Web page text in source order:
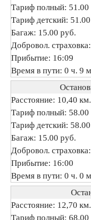
Тариф полный: 51.00
Тариф детский:
Багаж: 15.00 руб.
Добровол.
Прибытие: 16:09
Время в пути: 0 ч. 9
Расстояние: 10,40 км.
Тариф полный: 58.00
Тариф детский:
Багаж: 15.00 руб.
Добровол.
Прибытие: 16:00
Время в пути: 0 ч. 0
Расстояние: 12,70 км.
Тариф полный: 68.00